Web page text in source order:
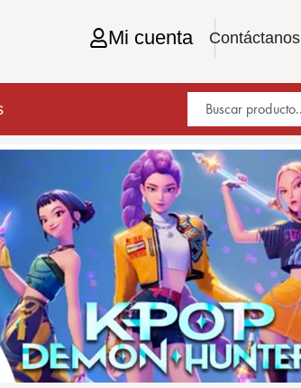
Contáctanos
Mi cuenta